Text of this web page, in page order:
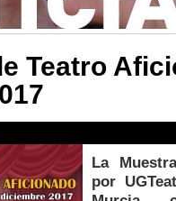
Teatro
La
por